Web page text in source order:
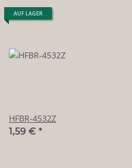
AUF LAGER
HFBR-4532Z
1,59 € *